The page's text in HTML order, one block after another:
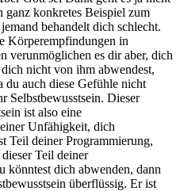
ganz konkretes Beispiel zum
behandelt dich schlecht.
Körperempfindungen in
verunmöglichen es dir aber, dich
nicht von ihm abwendest,
auch diese Gefühle nicht
Selbstbewusstsein. Dieser
ist also eine
Unfähigkeit, dich
Teil deiner Programmierung,
Teil deiner
könntest dich abwenden, dann
überflüssig. Er ist